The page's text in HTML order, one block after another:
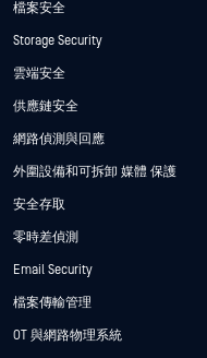
檔案安全
Storage Security
雲端安全
供應鏈安全
網路偵測與回應
外圍設備和可拆卸 媒體 保護
安全存取
零時差偵測
Email Security
檔案傳輸管理
OT 與網路物理系統